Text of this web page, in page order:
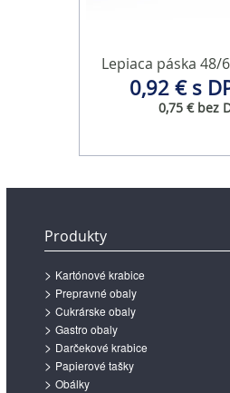
Lepiaca páska 48/
0,92 € s
0,75 € bez
Produkty
Kartónové krabice
Prepravné obaly
Cukrárske obaly
Gastro obaly
Darčekové krabice
Papierové tašky
Obálky